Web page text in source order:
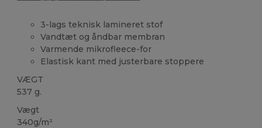
3-lags teknisk lamineret stof
Vandtæt og åndbar membran
Varmende mikrofleece-for
Elastisk kant med justerbare stoppere
VÆGT
537 g.
Vægt
340g/m²